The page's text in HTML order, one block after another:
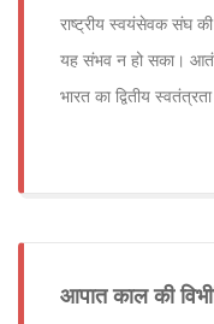
राष्ट्रीय स्वयंसेवक संघ
यह संभव न हो सका।
भारत का द्वितीय
आपात काल की